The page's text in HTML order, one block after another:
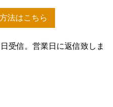
法はこちら
受信。営業日に返信致しま